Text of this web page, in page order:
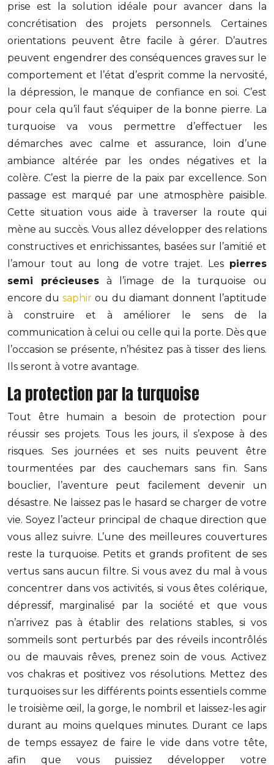
prise est la solution idéale pour avancer dans la
concrétisation des projets personnels. Certaines
orientations peuvent être facile à gérer. D’autres
peuvent engendrer des conséquences graves sur le
comportement et l’état d’esprit comme la nervosité,
la dépression, le manque de confiance en soi. C’est
pour cela qu’il faut s’équiper de la bonne pierre. La
turquoise va vous permettre d’effectuer les
démarches avec calme et assurance, loin d’une
ambiance altérée par les ondes négatives et la
colère. C’est la pierre de la paix par excellence. Son
passage est marqué par une atmosphère paisible.
Cette situation vous aide à traverser la route qui
mène au succès. Vous allez développer des relations
constructives et enrichissantes, basées sur l’amitié et
l’amour tout au long de votre trajet. Les pierres
semi précieuses à l’image de la turquoise ou
encore dusaphir ou du diamant donnent l’aptitude
à construire et à améliorer le sens de la
communication à celui ou celle qui la porte. Dès que
l’occasion se présente, n’hésitez pas à tisser des liens.
Ils seront à votre avantage.
La protection par la turquoise
Tout être humain a besoin de protection pour
réussir ses projets. Tous les jours, il s’expose à des
risques. Ses journées et ses nuits peuvent être
tourmentées par des cauchemars sans fin. Sans
bouclier, l’aventure peut facilement devenir un
désastre. Ne laissez pas le hasard se charger de votre
vie. Soyez l’acteur principal de chaque direction que
vous allez suivre. L’une des meilleures couvertures
reste la turquoise. Petits et grands profitent de ses
vertus sans aucun filtre. Si vous avez du mal à vous
concentrer dans vos activités, si vous êtes colérique,
dépressif, marginalisé par la société et que vous
n’arrivez pas à établir des relations stables, si vos
sommeils sont perturbés par des réveils incontrôlés
ou de mauvais rêves, prenez soin de vous. Activez
vos chakras et positivez vos résolutions. Mettez des
turquoises sur les différents points essentiels comme
le troisième œil, la gorge, le nombril et laissez-les agir
durant au moins quelques minutes. Durant ce laps
de temps essayez de faire le vide dans votre tête,
afin que vous puissiez développer votre